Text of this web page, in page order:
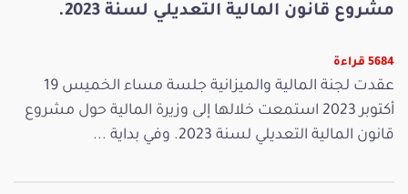
مشروع قانون المالية التعديلي لسنة 2023.
5684 قراءة
عقدت لجنة المالية والميزانية جلسة مساء الخميس 19
أكتوبر 2023 استمعت خلالها إلى وزيرة المالية حول مشروع
قانون المالية التعديلي لسنة 2023. وفي بداية ...